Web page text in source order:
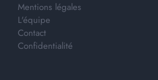
Mentions légales
L'équipe
Contact
Confidentialité